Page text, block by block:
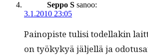
Seppo S sanoo:
3.1.2010 23:05
Pain­opiste tulisi todel­lakin
on työkykyä jäl­jel­lä ja